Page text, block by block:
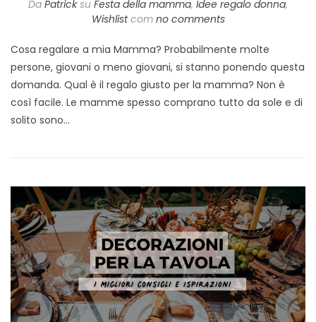
Da Patricksu Festa della mamma, Idee regalo donna,
Wishlistcom no comments
Cosa regalare a mia Mamma? Probabilmente molte
persone, giovani o meno giovani, si stanno ponendo questa
domanda. Qual è il regalo giusto per la mamma? Non è
così facile. Le mamme spesso comprano tutto da sole e di
solito sono…